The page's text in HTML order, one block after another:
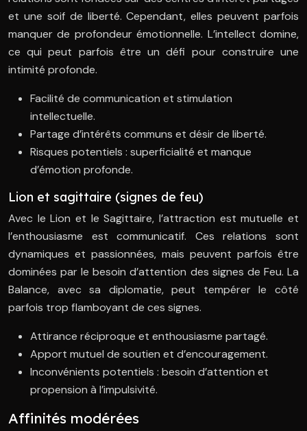
et une soif de liberté. Cependant, elles peuvent parfois
manquer de profondeur émotionnelle. L’intellect domine,
ce qui peut parfois être un défi pour construire une
intimité profonde.
Facilité de communication et stimulation
intellectuelle.
Partage d’intérêts communs et désir de liberté.
Risques potentiels : superficialité et manque
d’émotion profonde.
Lion et sagittaire (signes de feu)
Avec le Lion et le Sagittaire, l’attraction est mutuelle et
l’enthousiasme est communicatif. Ces relations sont
dynamiques et passionnées, mais peuvent parfois être
dominées par le besoin d’attention des signes de Feu. La
Balance, avec sa diplomatie, peut tempérer le côté
parfois trop flamboyant de ces signes.
Attirance réciproque et enthousiasme partagé.
Apport mutuel de soutien et d’encouragement.
Inconvénients potentiels : besoin d’attention et
propension à l’impulsivité.
Affinités modérées